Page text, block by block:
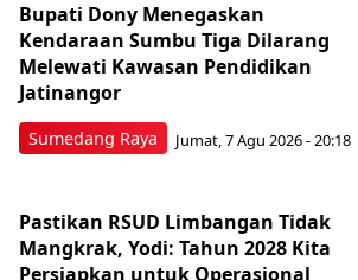
Sumedang Raya
Bupati Dony Menegaskan
Kendaraan Sumbu Tiga Dilarang
Melewati Kawasan Pendidikan
Jatinangor
Jumat, 7 Agu 2026 - 20:18
Pastikan RSUD Limbangan Tidak
Mangkrak, Yodi: Tahun 2028 Kita
Persiapkan untuk Operasional